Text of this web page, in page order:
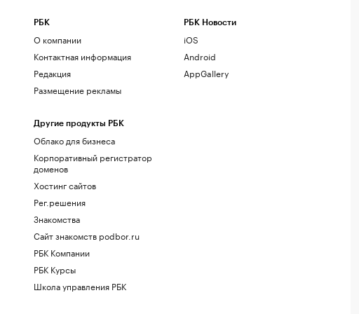
РБК
О компании
Контактная информация
Редакция
Размещение рекламы
Другие продукты РБК
Облако для бизнеса
Корпоративный регистратор
доменов
Хостинг сайтов
Рег.решения
Знакомства
Сайт знакомств podbor.ru
РБК Компании
РБК Курсы
Школа управления РБК
РБК Новости
iOS
Android
AppGallery